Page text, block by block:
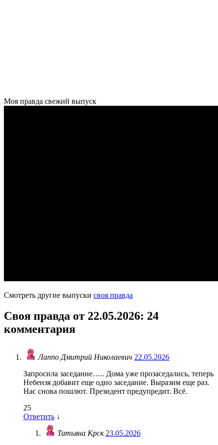
Моя правда свежий выпуск
Смотреть другие выпуски своя правда
Своя правда от 22.05.2026: 24
комментария
Лаппо Дмитрий Николаевич 22.05.2026
Запросила заседание….. Дома уже прозаседались, теперь
Небензя добавит еще одно заседание. Выразим еще раз.
Нас снова пошлют. Президент предупредит. Всё.
25
Ответить ↓
Татьяна Крск23.05.2026